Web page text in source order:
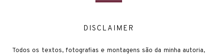
DISCLAIMER
Todos os textos, fotografias e montagens são da minha autoria,